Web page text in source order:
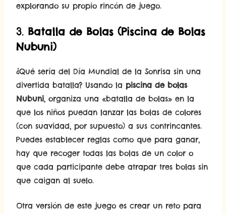
explorando su propio rincón de juego.
3. Batalla de Bolas (Piscina de Bolas
Nubuni)
¿Qué sería del Día Mundial de la Sonrisa sin una
divertida batalla? Usando la piscina de bolas
Nubuni, organiza una «batalla de bolas» en la
que los niños puedan lanzar las bolas de colores
(con suavidad, por supuesto) a sus contrincantes.
Puedes establecer reglas como que para ganar,
hay que recoger todas las bolas de un color o
que cada participante debe atrapar tres bolas sin
que caigan al suelo.
Otra versión de este juego es crear un reto para